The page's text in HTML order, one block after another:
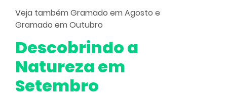
Veja tambémGramado em Agosto e
Gramado em Outubro
Descobrindo a
Natureza em
Setembro